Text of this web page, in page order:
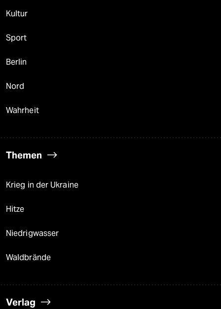
Kultur
Sport
Berlin
Nord
Wahrheit
Themen
Krieg in der Ukraine
Hitze
Niedrigwasser
Waldbrände
Verlag